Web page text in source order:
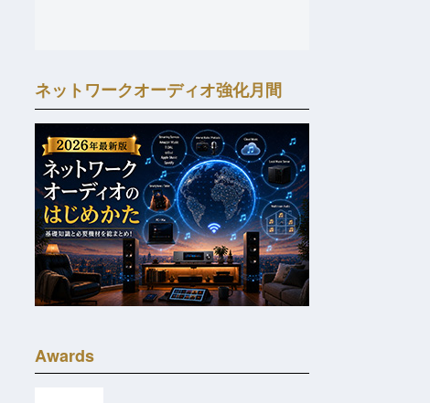
ネットワークオーディオ強化月間
Awards